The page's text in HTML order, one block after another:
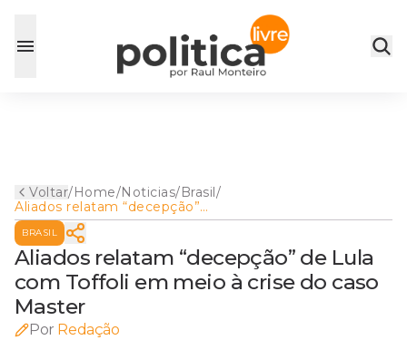
Voltar/Home/Noticias/Brasil/
Aliados relatam “decepção”
de Lula com Toffoli em meio
à crise do caso Master
BRASIL
Aliados relatam “decepção” de Lula
com Toffoli em meio à crise do caso
Master
Por Redação